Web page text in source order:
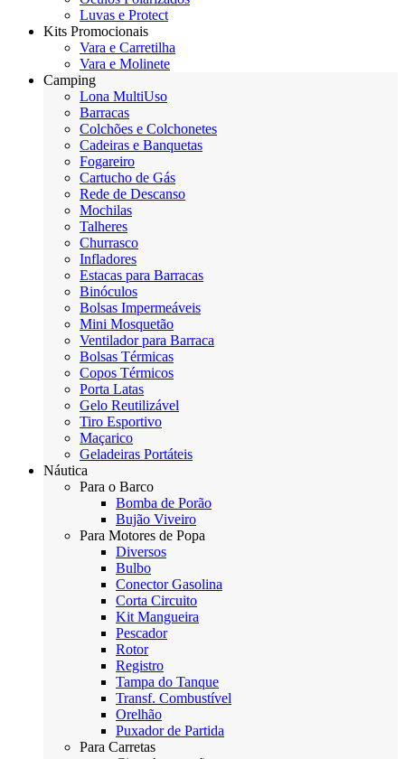
Luvas e Protect
Kits Promocionais
Vara e Carretilha
Vara e Molinete
Camping
Lona MultiUso
Barracas
Colchões e Colchonetes
Cadeiras e Banquetas
Fogareiro
Cartucho de Gás
Rede de Descanso
Mochilas
Talheres
Churrasco
Infladores
Estacas para Barracas
Binóculos
Bolsas Impermeáveis
Mini Mosquetão
Ventilador para Barraca
Bolsas Térmicas
Copos Térmicos
Porta Latas
Gelo Reutilizável
Tiro Esportivo
Maçarico
Geladeiras Portáteis
Náutica
Para o Barco
Bomba de Porão
Bujão Viveiro
Para Motores de Popa
Diversos
Bulbo
Conector Gasolina
Corta Circuito
Kit Mangueira
Pescador
Rotor
Registro
Tampa do Tanque
Transf. Combustível
Orelhão
Puxador de Partida
Para Carretas